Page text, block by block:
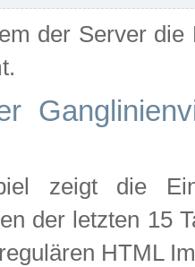
der Server
zeigt die
der letzten 15
HTML